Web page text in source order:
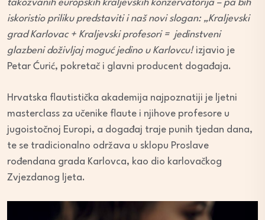
takozvanih europskih kraljevskih konzervatorija – pa bih
iskoristio priliku predstaviti i naš novi slogan: „Kraljevski
grad Karlovac + Kraljevski profesori = jedinstveni
glazbeni doživljaj moguć jedino u Karlovcu! izjavio je
Petar Ćurić, pokretač i glavni producent događaja.
Hrvatska flautistička akademija najpoznatiji je ljetni
masterclass za učenike flaute i njihove profesore u
jugoistočnoj Europi, a događaj traje punih tjedan dana,
te se tradicionalno održava u sklopu Proslave
rođendana grada Karlovca, kao dio karlovačkog
Zvjezdanog ljeta.